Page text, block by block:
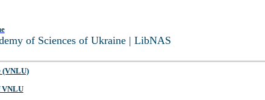
of Sciences of Ukraine | LibNAS
(VNLU)
VNLU